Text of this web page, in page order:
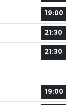
19:00
21:30
21:30
19:00